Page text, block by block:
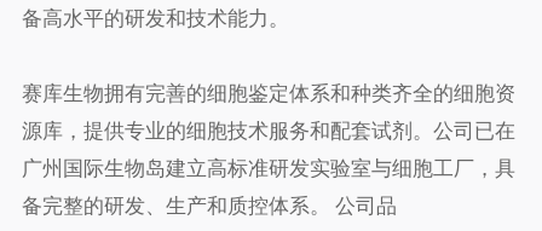
备高水平的研发和技术能力。
赛库生物拥有完善的细胞鉴定体系和种类齐全的细胞资
源库，提供专业的细胞技术服务和配套试剂。公司已在
广州国际生物岛建立高标准研发实验室与细胞工厂，具
备完整的研发、生产和质控体系。 公司品